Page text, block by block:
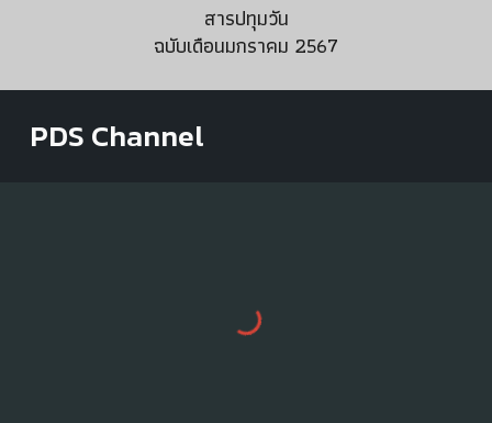
สารปทุมวัน
ฉบับเดือนมกราคม 2567
PDS Channel